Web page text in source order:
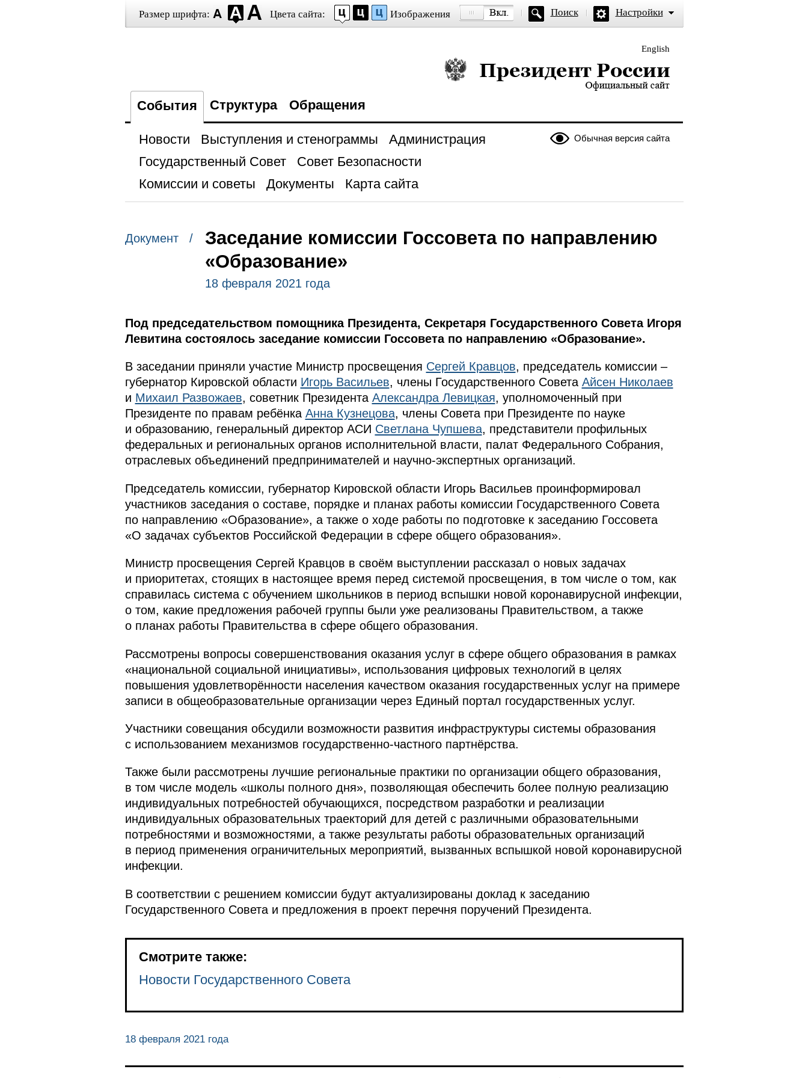
Размер шрифта: Цвета сайта: Изображения Поиск Настройки
English
Президент России — официальный сайт
События Структура Обращения
Обычная версия сайта
Новости Выступления и стенограммы
Администрация
Государственный Совет
Совет Безопасности
Комиссии и советы
Документы Карта сайта
Документ /
Заседание комиссии Госсовета по направлению
«Образование»
18 февраля 2021 года
Под председательством помощника Президента, Секретаря Государственного Совета Игоря
Левитина состоялось заседание комиссии Госсовета по направлению «Образование».
В заседании приняли участие Министр просвещения Сергей Кравцов, председатель комиссии –
губернатор Кировской области Игорь Васильев, члены Государственного Совета Айсен Николаев
и Михаил Развожаев, советник Президента Александра Левицкая, уполномоченный при
Президенте по правам ребёнка Анна Кузнецова, члены Совета при Президенте по науке
и образованию, генеральный директор АСИ Светлана Чупшева, представители профильных
федеральных и региональных органов исполнительной власти, палат Федерального Собрания,
отраслевых объединений предпринимателей и научно-экспертных организаций.
Председатель комиссии, губернатор Кировской области Игорь Васильев проинформировал
участников заседания о составе, порядке и планах работы комиссии Государственного Совета
по направлению «Образование», а также о ходе работы по подготовке к заседанию Госсовета
«О задачах субъектов Российской Федерации в сфере общего образования».
Министр просвещения Сергей Кравцов в своём выступлении рассказал о новых задачах
и приоритетах, стоящих в настоящее время перед системой просвещения, в том числе о том, как
справилась система с обучением школьников в период вспышки новой коронавирусной инфекции,
о том, какие предложения рабочей группы были уже реализованы Правительством, а также
о планах работы Правительства в сфере общего образования.
Рассмотрены вопросы совершенствования оказания услуг в сфере общего образования в рамках
«национальной социальной инициативы», использования цифровых технологий в целях
повышения удовлетворённости населения качеством оказания государственных услуг на примере
записи в общеобразовательные организации через Единый портал государственных услуг.
Участники совещания обсудили возможности развития инфраструктуры системы образования
с использованием механизмов государственно-частного партнёрства.
Также были рассмотрены лучшие региональные практики по организации общего образования,
в том числе модель «школы полного дня», позволяющая обеспечить более полную реализацию
индивидуальных потребностей обучающихся, посредством разработки и реализации
индивидуальных образовательных траекторий для детей с различными образовательными
потребностями и возможностями, а также результаты работы образовательных организаций
в период применения ограничительных мероприятий, вызванных вспышкой новой коронавирусной
инфекции.
В соответствии с решением комиссии будут актуализированы доклад к заседанию
Государственного Совета и предложения в проект перечня поручений Президента.
Смотрите также:
Новости Государственного Совета
18 февраля 2021 года